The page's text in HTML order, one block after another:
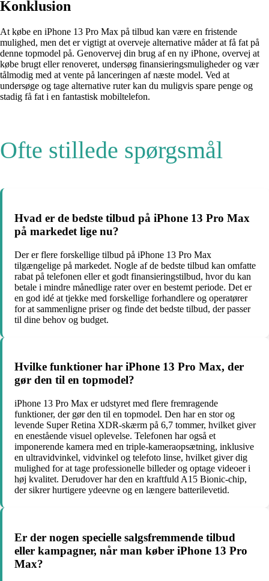
Konklusion
At købe en iPhone 13 Pro Max på tilbud kan være en fristende
mulighed, men det er vigtigt at overveje alternative måder at få fat på
denne topmodel på. Genovervej din brug af en ny iPhone, overvej at
købe brugt eller renoveret, undersøg finansieringsmuligheder og vær
tålmodig med at vente på lanceringen af næste model. Ved at
undersøge og tage alternative ruter kan du muligvis spare penge og
stadig få fat i en fantastisk mobiltelefon.
Ofte stillede spørgsmål
Hvad er de bedste tilbud på iPhone 13 Pro Max
på markedet lige nu?
Der er flere forskellige tilbud på iPhone 13 Pro Max
tilgængelige på markedet. Nogle af de bedste tilbud kan omfatte
rabat på telefonen eller et godt finansieringstilbud, hvor du kan
betale i mindre månedlige rater over en bestemt periode. Det er
en god idé at tjekke med forskellige forhandlere og operatører
for at sammenligne priser og finde det bedste tilbud, der passer
til dine behov og budget.
Hvilke funktioner har iPhone 13 Pro Max, der
gør den til en topmodel?
iPhone 13 Pro Max er udstyret med flere fremragende
funktioner, der gør den til en topmodel. Den har en stor og
levende Super Retina XDR-skærm på 6,7 tommer, hvilket giver
en enestående visuel oplevelse. Telefonen har også et
imponerende kamera med en triple-kameraopsætning, inklusive
en ultravidvinkel, vidvinkel og telefoto linse, hvilket giver dig
mulighed for at tage professionelle billeder og optage videoer i
høj kvalitet. Derudover har den en kraftfuld A15 Bionic-chip,
der sikrer hurtigere ydeevne og en længere batterilevetid.
Er der nogen specielle salgsfremmende tilbud
eller kampagner, når man køber iPhone 13 Pro
Max?